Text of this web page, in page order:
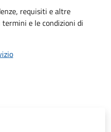
requisiti e altre
e le condizioni di